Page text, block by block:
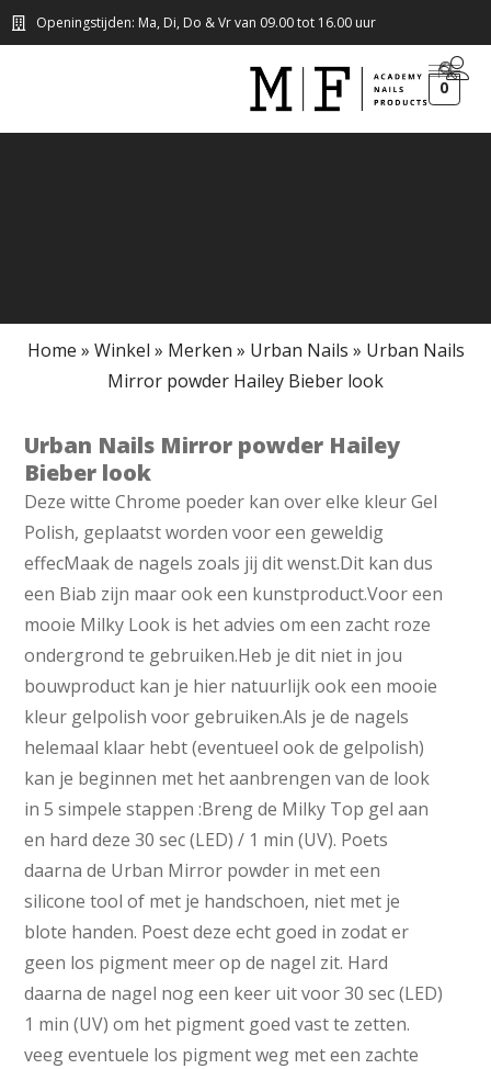
Openingstijden: Ma, Di, Do & Vr van 09.00 tot 16.00 uur
0
Home » Winkel » Merken » Urban Nails » Urban Nails
Mirror powder Hailey Bieber look
Urban Nails Mirror powder Hailey
Bieber look
Deze witte Chrome poeder kan over elke kleur Gel
Polish, geplaatst worden voor een geweldig
effecMaak de nagels zoals jij dit wenst.Dit kan dus
een Biab zijn maar ook een kunstproduct.Voor een
mooie Milky Look is het advies om een zacht roze
ondergrond te gebruiken.Heb je dit niet in jou
bouwproduct kan je hier natuurlijk ook een mooie
kleur gelpolish voor gebruiken.Als je de nagels
helemaal klaar hebt (eventueel ook de gelpolish)
kan je beginnen met het aanbrengen van de look
in 5 simpele stappen :Breng de Milky Top gel aan
en hard deze 30 sec (LED) / 1 min (UV). Poets
daarna de Urban Mirror powder in met een
silicone tool of met je handschoen, niet met je
blote handen. Poest deze echt goed in zodat er
geen los pigment meer op de nagel zit. Hard
daarna de nagel nog een keer uit voor 30 sec (LED)
1 min (UV) om het pigment goed vast te zetten.
veeg eventuele los pigment weg met een zachte